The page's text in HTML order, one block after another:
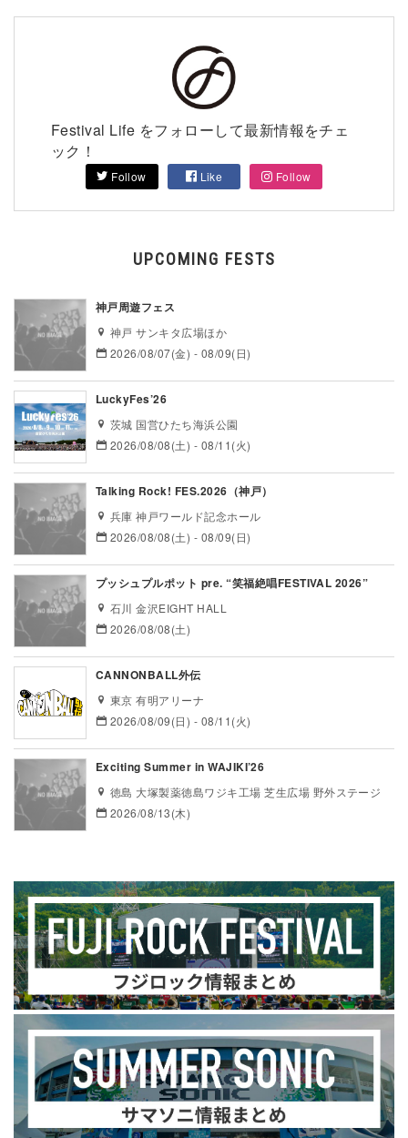
Festival Life をフォローして最新情報をチェ
ック！
Follow Like Follow
UPCOMING FESTS
神戸周遊フェス
神戸 サンキタ広場ほか
2026/08/07(金) - 08/09(日)
LuckyFes’26
茨城 国営ひたち海浜公園
2026/08/08(土) - 08/11(火)
Talking Rock! FES.2026（神戸）
兵庫 神戸ワールド記念ホール
2026/08/08(土) - 08/09(日)
プッシュプルポット pre. “笑福絶唱FESTIVAL 2026”
石川 金沢EIGHT HALL
2026/08/08(土)
CANNONBALL外伝
東京 有明アリーナ
2026/08/09(日) - 08/11(火)
Exciting Summer in WAJIKI’26
徳島 大塚製薬徳島ワジキ工場 芝生広場 野外ステージ
2026/08/13(木)